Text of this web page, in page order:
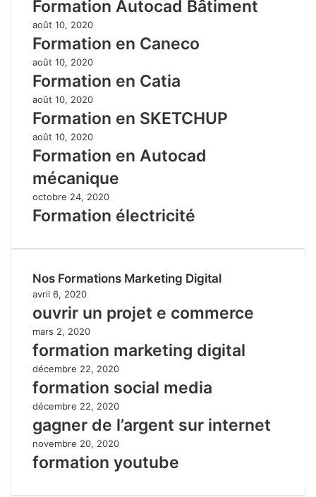
Formation Autocad Bâtiment
août 10, 2020
Formation en Caneco
août 10, 2020
Formation en Catia
août 10, 2020
Formation en SKETCHUP
août 10, 2020
Formation en Autocad
mécanique
octobre 24, 2020
Formation électricité
Nos Formations Marketing Digital
avril 6, 2020
ouvrir un projet e commerce
mars 2, 2020
formation marketing digital
décembre 22, 2020
formation social media
décembre 22, 2020
gagner de l’argent sur internet
novembre 20, 2020
formation youtube